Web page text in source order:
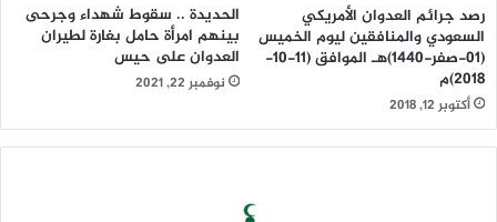
رصد جرائم العدوان الأمريكي
السعودي والمنافقين ليوم الخميس
(01-صفر-1440)هـ الموافق (11-10-
2018)م
أكتوبر 12, 2018
الحديدة .. سقوط شهداء وجرحى
بينهم امرأة حامل بغارة لطيران
العدوان على حيس
نوفمبر 22, 2021